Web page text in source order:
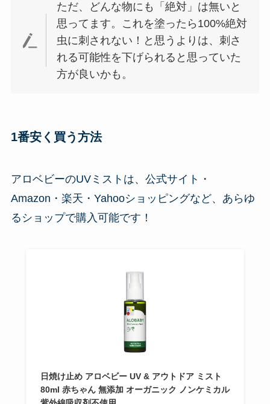
ただ、どんな物にも「絶対」は無いと
思ってます。これを塗ったら100%絶対
虫に刺されない！と思うよりは、刺さ
れる可能性を下げられると思っていた
方が良いかも。
1番安く買う方法
アロベビーのUVミストは、公式サイト・
Amazon・楽天・Yahooショッピングなど、あらゆ
るショップで購入可能です！
日焼け止め アロベビー UV & アウトドア ミスト
80ml 赤ちゃん 無添加 オーガニック ノンケミカル